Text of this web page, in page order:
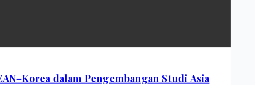
dalam Pengembangan Studi Asia